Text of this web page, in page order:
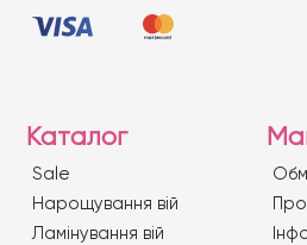
Каталог
Sale
Нарощування вій
Ламінування вій